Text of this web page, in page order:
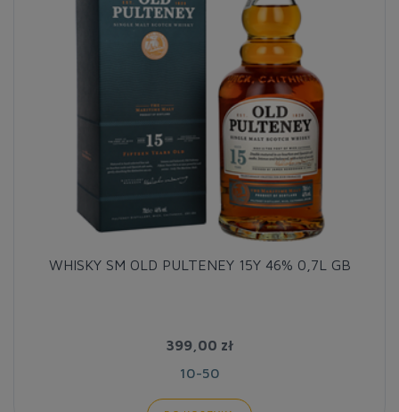
WHISKY SM OLD PULTENEY 15Y 46% 0,7L GB
399,00 zł
10-50